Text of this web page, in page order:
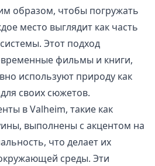
образом, чтобы погружать
место выглядит как часть
Этот подход
фильмы и книги,
используют природу как
своих сюжетов.
в Valheim, такие как
выполнены с акцентом на
что делает их
среды. Эти